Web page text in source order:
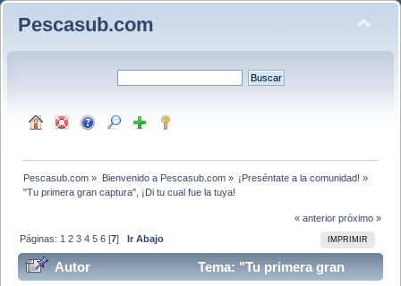
Pescasub.com
Pescasub.com » Bienvenido a Pescasub.com» ¡Preséntate a la comunidad! »
"Tu primera gran captura", ¡Di tu cual fue la tuya!
« anterior próximo »
IMPRIMIR
Páginas: 1 2 3 4 5 6 [7]Ir Abajo
Autor
Tema: "Tu primera gran